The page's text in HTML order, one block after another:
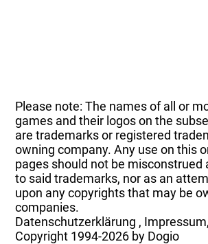
Please note: The names of all or
games and their logos on the
are trademarks or registered
owning company. Any use on this
pages should not be misconstrued
to said trademarks, nor as an
upon any copyrights that may be
companies.
Datenschutzerklärung ,
Copyright 1994-2026 by Dogio